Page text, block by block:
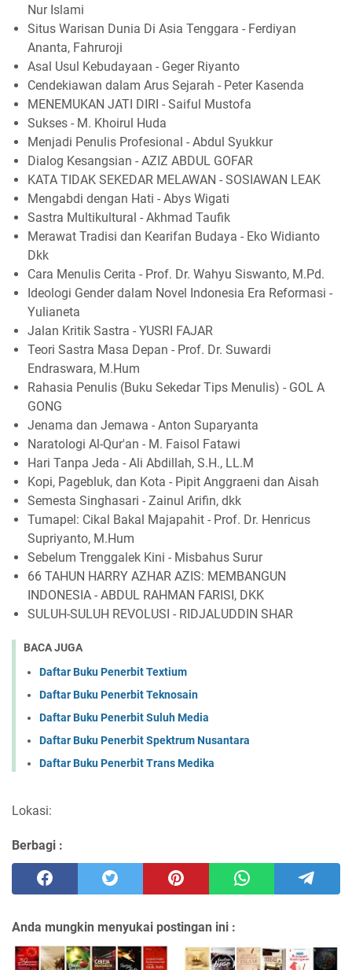
Nur Islami
Situs Warisan Dunia Di Asia Tenggara - Ferdiyan
Ananta, Fahruroji
Asal Usul Kebudayaan - Geger Riyanto
Cendekiawan dalam Arus Sejarah - Peter Kasenda
MENEMUKAN JATI DIRI - Saiful Mustofa
Sukses - M. Khoirul Huda
Menjadi Penulis Profesional - Abdul Syukkur
Dialog Kesangsian - AZIZ ABDUL GOFAR
KATA TIDAK SEKEDAR MELAWAN - SOSIAWAN LEAK
Mengabdi dengan Hati - Abys Wigati
Sastra Multikultural - Akhmad Taufik
Merawat Tradisi dan Kearifan Budaya - Eko Widianto
Dkk
Cara Menulis Cerita - Prof. Dr. Wahyu Siswanto, M.Pd.
Ideologi Gender dalam Novel Indonesia Era Reformasi -
Yulianeta
Jalan Kritik Sastra - YUSRI FAJAR
Teori Sastra Masa Depan - Prof. Dr. Suwardi
Endraswara, M.Hum
Rahasia Penulis (Buku Sekedar Tips Menulis) - GOL A
GONG
Jenama dan Jemawa - Anton Suparyanta
Naratologi Al-Qur'an - M. Faisol Fatawi
Hari Tanpa Jeda - Ali Abdillah, S.H., LL.M
Kopi, Pagebluk, dan Kota - Pipit Anggraeni dan Aisah
Semesta Singhasari - Zainul Arifin, dkk
Tumapel: Cikal Bakal Majapahit - Prof. Dr. Henricus
Supriyanto, M.Hum
Sebelum Trenggalek Kini - Misbahus Surur
66 TAHUN HARRY AZHAR AZIS: MEMBANGUN
INDONESIA - ABDUL RAHMAN FARISI, DKK
SULUH-SULUH REVOLUSI - RIDJALUDDIN SHAR
BACA JUGA
Daftar Buku Penerbit Textium
Daftar Buku Penerbit Teknosain
Daftar Buku Penerbit Suluh Media
Daftar Buku Penerbit Spektrum Nusantara
Daftar Buku Penerbit Trans Medika
Lokasi:
Berbagi :
Anda mungkin menyukai postingan ini :